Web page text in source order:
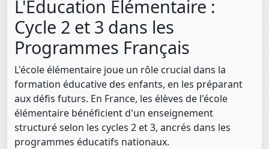
L'Éducation Élémentaire :
Cycle 2 et 3 dans les
Programmes Français
L'école élémentaire joue un rôle crucial dans la
formation éducative des enfants, en les préparant
aux défis futurs. En France, les élèves de l'école
élémentaire bénéficient d'un enseignement
structuré selon les cycles 2 et 3, ancrés dans les
programmes éducatifs nationaux.